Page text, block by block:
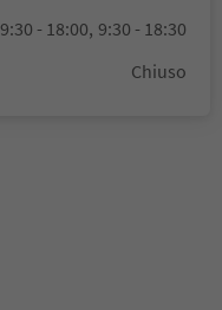
9:30 - 18:00, 9:30 - 18:30
Chiuso